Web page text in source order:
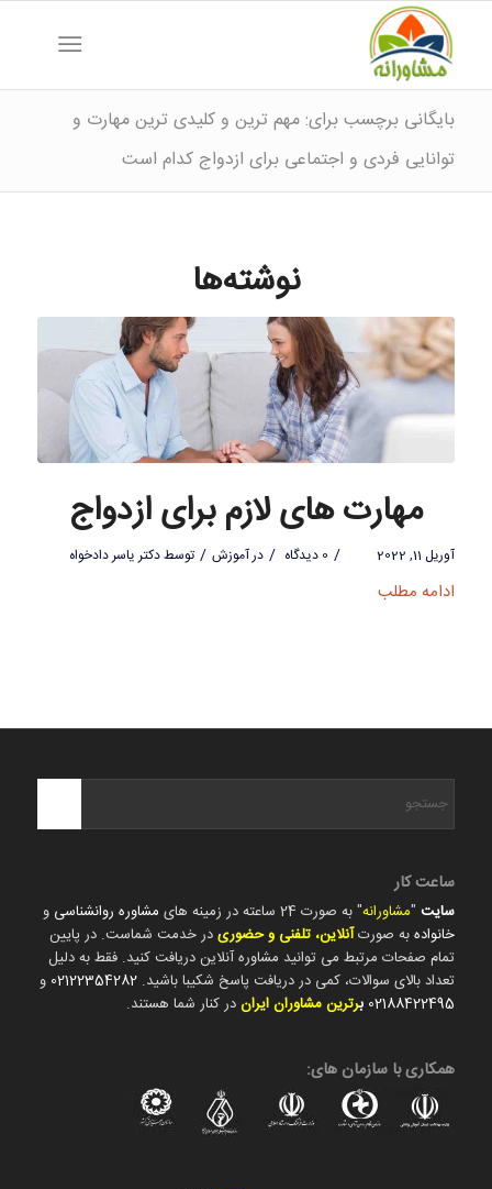
بایگانی برچسب برای: مهم ترین و کلیدی ترین مهارت و
توانایی فردی و اجتماعی برای ازدواج کدام است
نوشته‌ها
مهارت های لازم برای ازدواج
آوریل 11, 2022 / 0 دیدگاه / درآموزش / توسطدکتر یاسر دادخواه
ادامه مطلب
ساعت کار
سایت"مشاورانه" به صورت 24 ساعته در زمینه های مشاوره روانشناسی و
خانوادهبه صورتآنلاین، تلفنی و حضوریدر خدمت شماست. در پایین
تمام صفحات مرتبط می توانید مشاوره آنلاین دریافت کنید. فقط به دلیل
تعداد بالای سوالات، کمی در دریافت پاسخ شکیبا باشید. 02122354282 و
02188422495 برترین مشاوران ایراندر کنار شما هستند.
همکاری با سازمان های: